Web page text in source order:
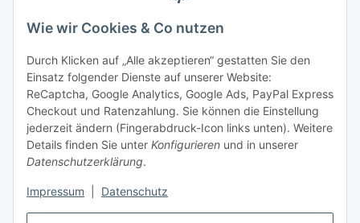
Wie wir Cookies & Co nutzen
Durch Klicken auf „Alle akzeptieren“ gestatten Sie den
Einsatz folgender Dienste auf unserer Website:
ReCaptcha, Google Analytics, Google Ads, PayPal Express
Checkout und Ratenzahlung. Sie können die Einstellung
jederzeit ändern (Fingerabdruck-Icon links unten). Weitere
Details finden Sie unter Konfigurieren und in unserer
Datenschutzerklärung.
Impressum Datenschutz
Informatives
Rechtliches